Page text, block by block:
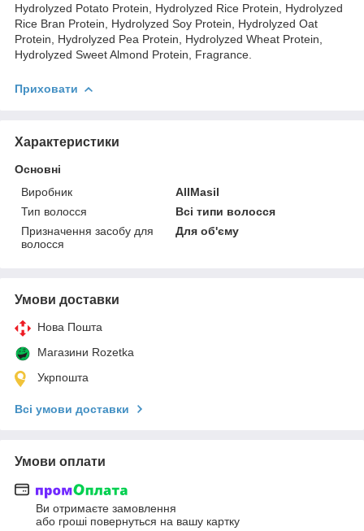
Hydrolyzed Potato Protein, Hydrolyzed Rice Protein, Hydrolyzed
Rice Bran Protein, Hydrolyzed Soy Protein, Hydrolyzed Oat
Protein, Hydrolyzed Pea Protein, Hydrolyzed Wheat Protein,
Hydrolyzed Sweet Almond Protein, Fragrance.
Приховати
Характеристики
Основні
Виробник
AllMasil
Тип волосся
Всі типи волосся
Призначення засобу для
волосся
Для об'єму
Умови доставки
Нова Пошта
Магазини Rozetka
Укрпошта
Всі умови доставки
Умови оплати
Ви отримаєте замовлення
або гроші повернуться на вашу картку